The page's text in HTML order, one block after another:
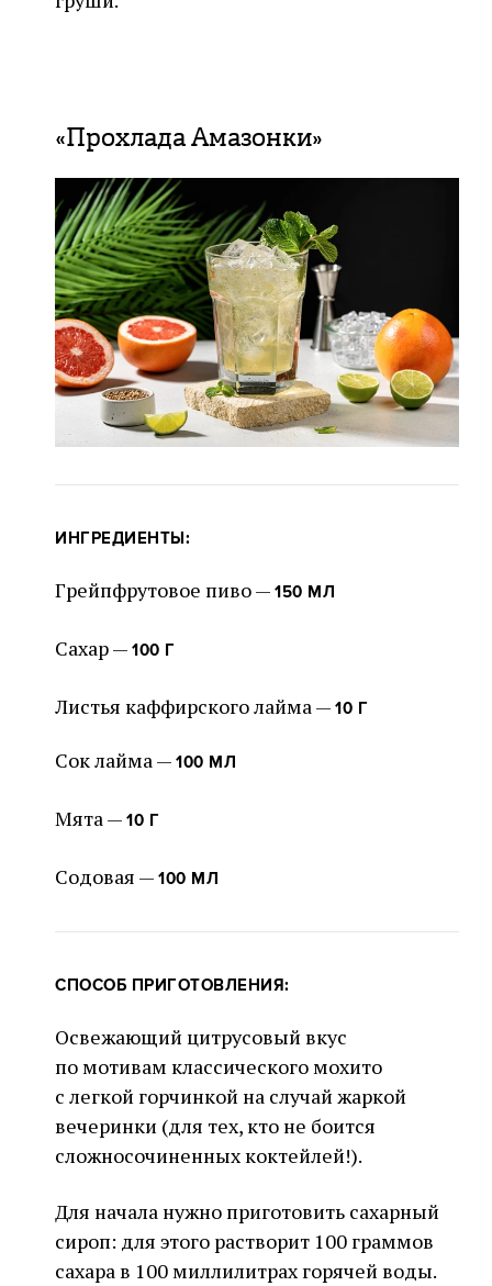
«Прохлада Амазонки»
ИНГРЕДИЕНТЫ:
Грейпфрутовое пиво — 150 МЛ
Сахар — 100 Г
Листья каффирского лайма — 10 Г
Сок лайма — 100 МЛ
Мята — 10 Г
Содовая — 100 МЛ
СПОСОБ ПРИГОТОВЛЕНИЯ:
Освежающий цитрусовый вкус
по мотивам классического мохито
с легкой горчинкой на случай жаркой
вечеринки (для тех, кто не боится
сложносочиненных коктейлей!).
Для начала нужно приготовить сахарный
сироп: для этого растворит 100 граммов
сахара в 100 миллилитрах горячей воды.